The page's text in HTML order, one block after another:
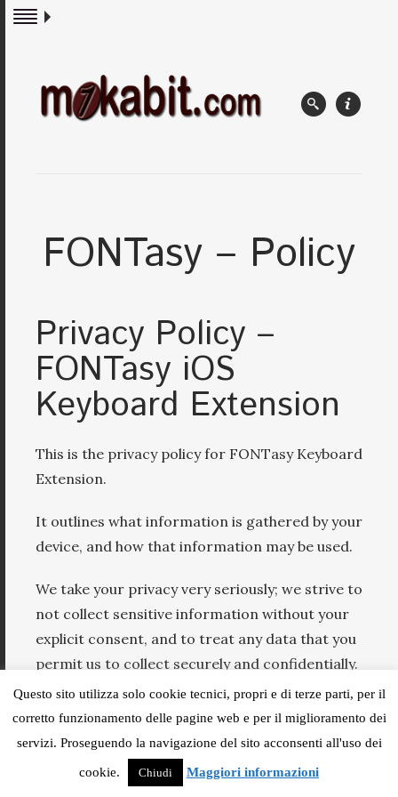
FONTasy – Policy
Privacy Policy –
FONTasy iOS
Keyboard Extension
This is the privacy policy for FONTasy Keyboard
Extension.
It outlines what information is gathered by your
device, and how that information may be used.
We take your privacy very seriously; we strive to
not collect sensitive information without your
explicit consent, and to treat any data that you
permit us to collect securely and confidentially.
Data stored on your
device
Questo sito utilizza solo cookie tecnici, propri e di terze parti, per il
corretto funzionamento delle pagine web e per il miglioramento dei
servizi. Proseguendo la navigazione del sito acconsenti all'uso dei
cookie. Chiudi Maggiori informazioni